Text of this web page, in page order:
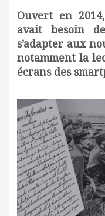
Ouvert en
avait besoin
s’adapter aux
notamment la
écrans des